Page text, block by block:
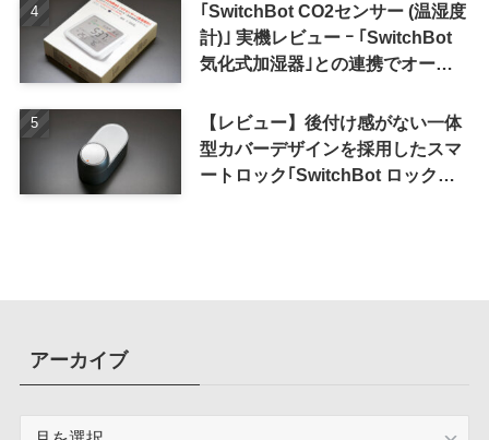
｢SwitchBot CO2センサー (温湿度
計)｣ 実機レビュー ｰ ｢SwitchBot
気化式加湿器｣との連携でオート
【レビュー】後付け感がない一体
型カバーデザインを採用したスマ
ートロック｢SwitchBot ロック
アーカイブ